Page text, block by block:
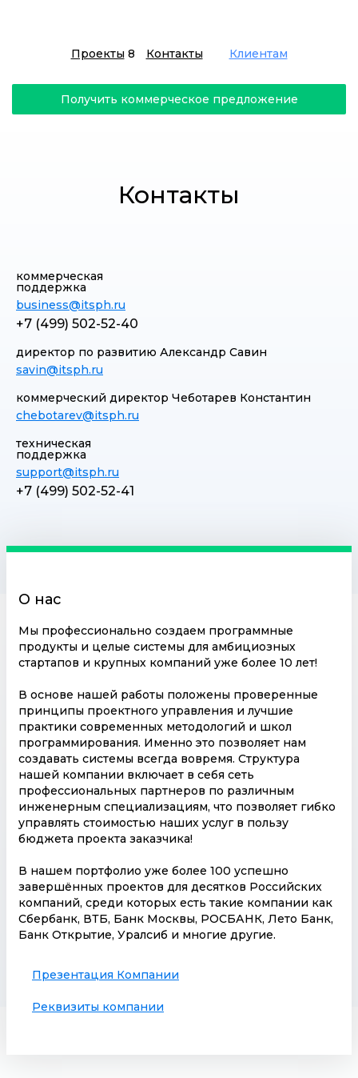
Проекты 8 Контакты Клиентам
Получить коммерческое предложение
Контакты
коммерческая
поддержка
business@itsph.ru
+7 (499) 502-52-40
директор по развитию Александр Савин
savin@itsph.ru
коммерческий директор Чеботарев Константин
chebotarev@itsph.ru
техническая
поддержка
support@itsph.ru
+7 (499) 502-52-41
О нас
Мы профессионально создаем программные
продукты и целые системы для амбициозных
стартапов и крупных компаний уже более 10 лет!
В основе нашей работы положены проверенные
принципы проектного управления и лучшие
практики современных методологий и школ
программирования. Именно это позволяет нам
создавать системы всегда вовремя. Структура
нашей компании включает в себя сеть
профессиональных партнеров по различным
инженерным специализациям, что позволяет гибко
управлять стоимостью наших услуг в пользу
бюджета проекта заказчика!
В нашем портфолио уже более 100 успешно
завершённых проектов для десятков Российских
компаний, среди которых есть такие компании как
Сбербанк, ВТБ, Банк Москвы, РОСБАНК, Лето Банк,
Банк Открытие, Уралсиб и многие другие.
Презентация Компании
Реквизиты компании